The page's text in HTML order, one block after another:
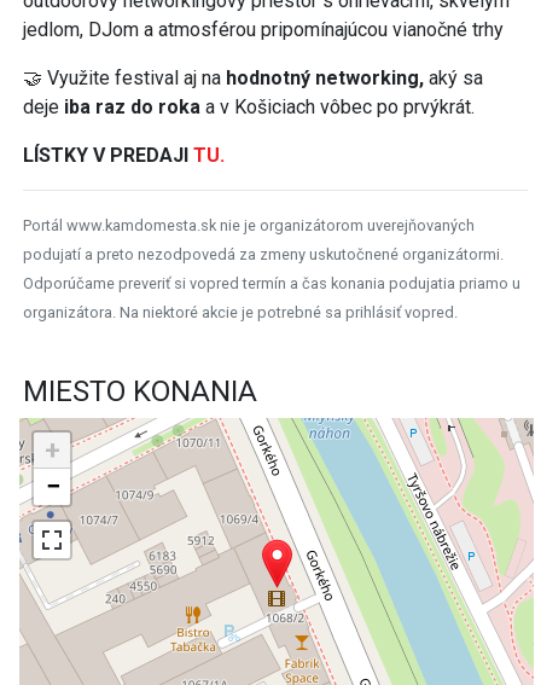
jedlom, DJom a atmosférou pripomínajúcou vianočné trhy
🤝 Využite festival aj na hodnotný networking, aký sa
deje iba raz do roka a v Košiciach vôbec po prvýkrát.
LÍSTKY V PREDAJI TU.
Portál www.kamdomesta.sk nie je organizátorom uverejňovaných
podujatí a preto nezodpovedá za zmeny uskutočnené organizátormi.
Odporúčame preveriť si vopred termín a čas konania podujatia priamo u
organizátora. Na niektoré akcie je potrebné sa prihlásiť vopred.
MIESTO KONANIA
+
−